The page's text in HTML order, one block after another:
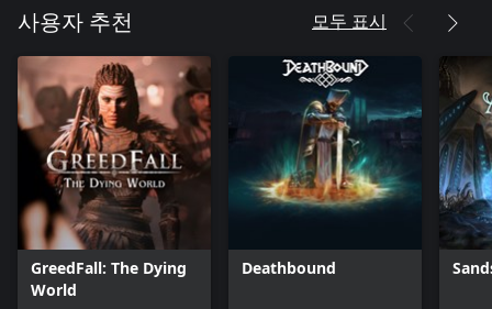
스트라인의 결말은 선택에 따라 달라지며, 완전한 실패로 끝맺게
될 수도 있습니다...
-동료 탐험 멤버를 세심하게 살핀다면 마지막에 강력한 보상을
얻을 수 있습니다. 단, 마지막까지 버틴다는 가정하에 말이죠.
카토그램:
-게임에서 가장 중요하고 독특한 기능 중 하나입니다. 이 고대 유
물들은 유적 내부의 각 레벨에 대한 청사진입니다.
-등장하는 적, 발견할 수 있는 전리품, 지닌 생명력, 저항력이 필
요한 요소 등, 모두 무작위로 생성됩니다. 어떤 속성의 카토그램
으로 접근하느냐에 따라 각 레벨은 여러 가지 방식으로 달라집니
다.
-레벨 자체는 모두 수작업으로 설계되었으며, 탐험 시 보상이 주
어집니다. 그러니 숨겨진 디테일과 지름길을 찾아 안에 도사린 비
사용자 추천 모두 표시
GreedFall: The Dying
World
Deathbound